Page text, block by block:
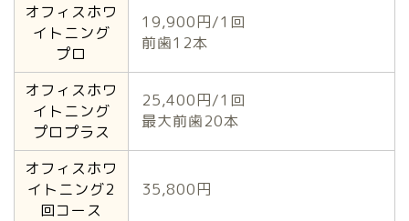
オフィスホワ
イトニング
プロ
19,900円/1回
前歯12本
オフィスホワ
イトニング
プロプラス
25,400円/1回
最大前歯20本
オフィスホワ
イトニング2
回コース
35,800円